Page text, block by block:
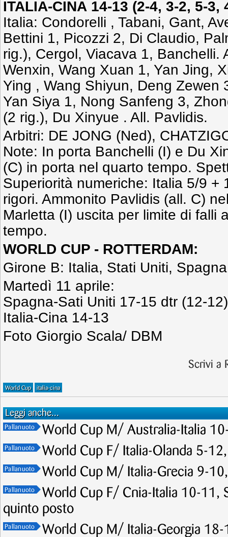
ITALIA-CINA 14-13 (2-4, 3-2, 5-3,
Italia: Condorelli , Tabani, Gant,
Bettini 1, Picozzi 2, Di Claudio,
rig.), Cergol, Viacava 1, Banchelli.
Wenxin, Wang Xuan 1, Yan Jing,
Ying , Wang Shiyun, Deng Zewen
Yan Siya 1, Nong Sanfeng 3,
(2 rig.), Du Xinyue . All. Pavlidis.
Arbitri: DE JONG (Ned),
Note: In porta Banchelli (I) e Du
(C) in porta nel quarto tempo.
Superiorità numeriche: Italia 5/9 +
rigori. Ammonito Pavlidis (all. C)
Marletta (I) uscita per limite di falli
tempo.
WORLD CUP - ROTTERDAM:
Girone B: Italia, Stati Uniti,
Martedì 11 aprile:
Spagna-Sati Uniti 17-15 dtr (12-12)
Italia-Cina 14-13
Foto Giorgio Scala/ DBM
Scrivi a
World Cup italia-cina
Leggi anche...
Pallanuoto World Cup M/ Australia-Italia
Pallanuoto World Cup F/ Italia-Olanda 5-
Pallanuoto World Cup M/ Italia-Grecia 9-
Pallanuoto
World Cup F/ Cnia-Italia 10-11,
quinto posto
Pallanuoto
World Cup M/ Italia-Georgia